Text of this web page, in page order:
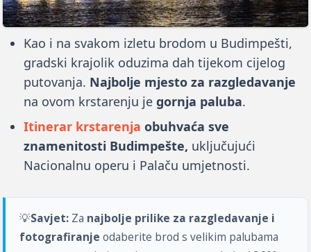
Kao i na svakom izletu brodom u Budimpešti,
gradski krajolik oduzima dah tijekom cijelog
putovanja. Najbolje mjesto za razgledavanje
na ovom krstarenju jegornja paluba.
Itinerar krstarenja obuhvaća sve
znamenitosti Budimpešte, uključujući
Nacionalnu operu i Palaču umjetnosti.
💡Savjet: Za najbolje prilike za razgledavanje i
fotografiranje odaberite brod s velikim palubama